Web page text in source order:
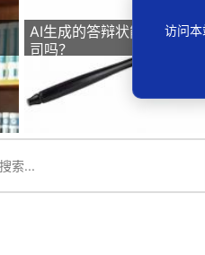
AI生成的答辩状能直接拿来
司吗？
访问本